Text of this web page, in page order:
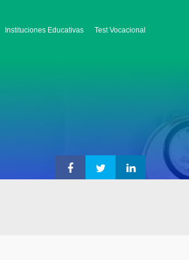
Instituciones Educativas Test Vocacional